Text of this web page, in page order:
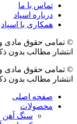
تماس با ما
درباره اسپاد
همکاری با اسپاد
© تمامی حقوق مادی
انتشار مطالب بدون
© تمامی حقوق مادی
انتشار مطالب بدون
صفحه اصلی
محصولات
سنگ آهن